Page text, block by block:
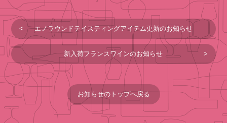
エノラウンドテイスティングアイテム更新のお知らせ
新入荷フランスワインのお知らせ
お知らせのトップへ戻る